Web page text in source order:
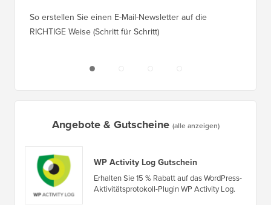
So erstellen Sie einen E-Mail-Newsletter auf die
RICHTIGE Weise (Schritt für Schritt)
Angebote & Gutscheine (alle anzeigen)
WP Activity Log Gutschein
Erhalten Sie 15 % Rabatt auf das WordPress-
Aktivitätsprotokoll-Plugin WP Activity Log.